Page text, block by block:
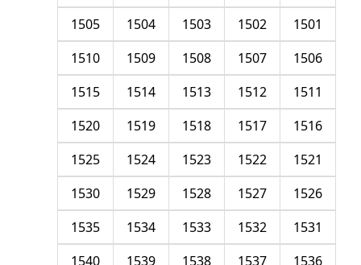
1501
1502
1503
1504
1505
1506
1507
1508
1509
1510
1511
1512
1513
1514
1515
1516
1517
1518
1519
1520
1521
1522
1523
1524
1525
1526
1527
1528
1529
1530
1531
1532
1533
1534
1535
1536
1537
1538
1539
1540